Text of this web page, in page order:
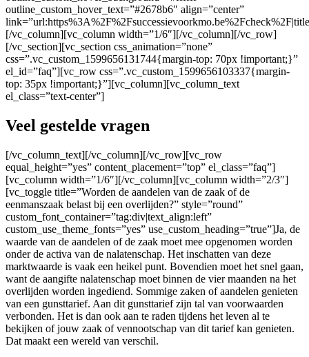
outline_custom_hover_text=”#2678b6″ align=”center”
[/vc_column][vc_column width=”1/6″][/vc_column][/vc_row]
[/vc_section][vc_section css_animation=”none”
css=”.vc_custom_1599656131744{margin-top: 70px !important;}”
el_id=”faq”][vc_row css=”.vc_custom_1599656103337{margin-
top: 35px !important;}”][vc_column][vc_column_text
el_class=”text-center”]
Veel gestelde vragen
[/vc_column_text][/vc_column][/vc_row][vc_row
equal_height=”yes” content_placement=”top” el_class=”faq”]
[vc_column width=”1/6″][/vc_column][vc_column width=”2/3″]
[vc_toggle title=”Worden de aandelen van de zaak of de
eenmanszaak belast bij een overlijden?” style=”round”
custom_font_container=”tag:div|text_align:left”
custom_use_theme_fonts=”yes” use_custom_heading=”true”]Ja, de
waarde van de aandelen of de zaak moet mee opgenomen worden
onder de activa van de nalatenschap. Het inschatten van deze
marktwaarde is vaak een heikel punt. Bovendien moet het snel gaan,
want de aangifte nalatenschap moet binnen de vier maanden na het
overlijden worden ingediend. Sommige zaken of aandelen genieten
van een gunsttarief. Aan dit gunsttarief zijn tal van voorwaarden
verbonden. Het is dan ook aan te raden tijdens het leven al te
bekijken of jouw zaak of vennootschap van dit tarief kan genieten.
Dat maakt een wereld van verschil.